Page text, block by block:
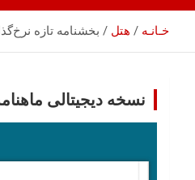
خـانـه هتل بخشنامه تازه
نسخه دیجیتالی